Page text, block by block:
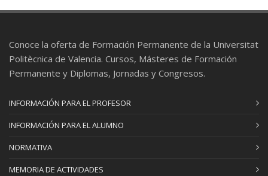
Conoce la oferta de Formación Permanente de la Universitat
Politècnica de Valencia. Cursos, Másteres de Formación
Permanente y Diplomas, Jornadas y Congresos.
INFORMACIÓN PARA EL PROFESOR
INFORMACIÓN PARA EL ALUMNO
NORMATIVA
MEMORIA DE ACTIVIDADES